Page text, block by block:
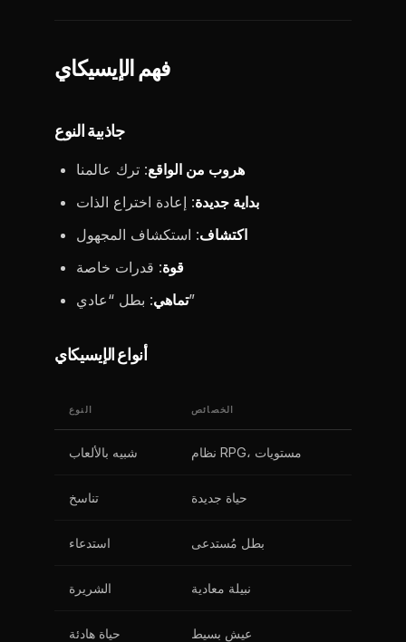
فهم الإيسيكاي
جاذبية النوع
هروب من الواقع: ترك عالمنا
بداية جديدة: إعادة اختراع الذات
اكتشاف: استكشاف المجهول
قوة: قدرات خاصة
تماهي: بطل “عادي”
أنواع الإيسيكاي
النوع الخصائص
شبيه بالألعاب نظام RPG، مستويات
تناسخ حياة جديدة
استدعاء بطل مُستدعى
الشريرة نبيلة معادية
حياة هادئة عيش بسيط